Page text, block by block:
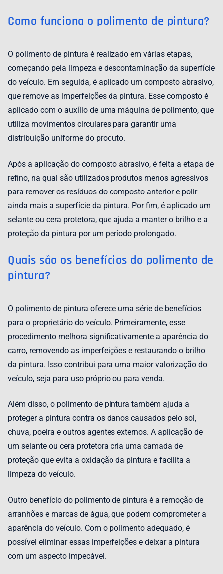
Como funciona o polimento de pintura?
O polimento de pintura é realizado em várias etapas,
começando pela limpeza e descontaminação da superfície
do veículo. Em seguida, é aplicado um composto abrasivo,
que remove as imperfeições da pintura. Esse composto é
aplicado com o auxílio de uma máquina de polimento, que
utiliza movimentos circulares para garantir uma
distribuição uniforme do produto.
Após a aplicação do composto abrasivo, é feita a etapa de
refino, na qual são utilizados produtos menos agressivos
para remover os resíduos do composto anterior e polir
ainda mais a superfície da pintura. Por fim, é aplicado um
selante ou cera protetora, que ajuda a manter o brilho e a
proteção da pintura por um período prolongado.
Quais são os benefícios do polimento de
pintura?
O polimento de pintura oferece uma série de benefícios
para o proprietário do veículo. Primeiramente, esse
procedimento melhora significativamente a aparência do
carro, removendo as imperfeições e restaurando o brilho
da pintura. Isso contribui para uma maior valorização do
veículo, seja para uso próprio ou para venda.
Além disso, o polimento de pintura também ajuda a
proteger a pintura contra os danos causados pelo sol,
chuva, poeira e outros agentes externos. A aplicação de
um selante ou cera protetora cria uma camada de
proteção que evita a oxidação da pintura e facilita a
limpeza do veículo.
Outro benefício do polimento de pintura é a remoção de
arranhões e marcas de água, que podem comprometer a
aparência do veículo. Com o polimento adequado, é
possível eliminar essas imperfeições e deixar a pintura
com um aspecto impecável.